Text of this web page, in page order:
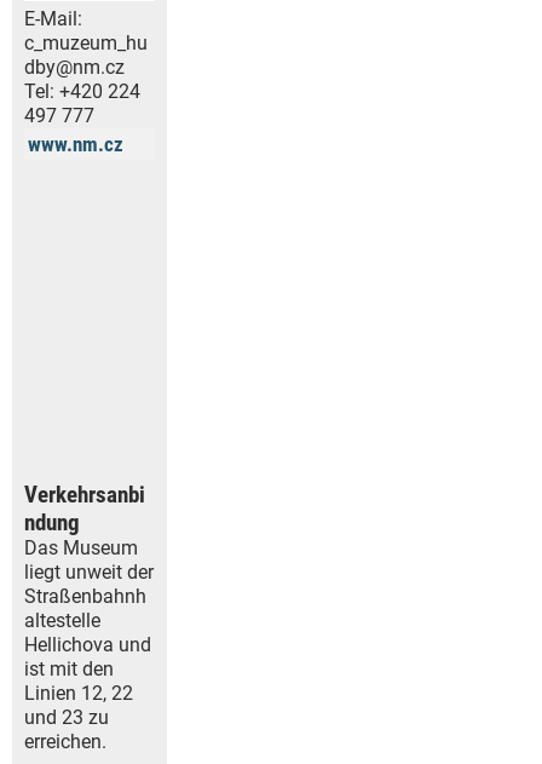
E-Mail:
c_muzeum_hu
dby@nm.cz
Tel: +420 224
497 777
www.nm.cz
Verkehrsanbi
ndung
Das Museum
liegt unweit der
Straßenbahnh
altestelle
Hellichova und
ist mit den
Linien 12, 22
und 23 zu
erreichen.